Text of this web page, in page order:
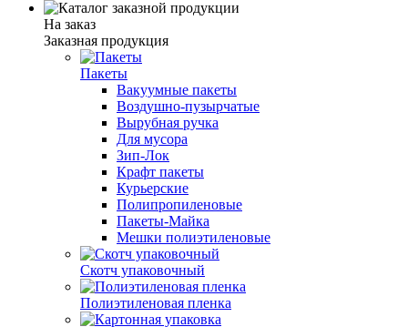
На заказ
Заказная продукция
Пакеты
Вакуумные пакеты
Воздушно-пузырчатые
Вырубная ручка
Для мусора
Зип-Лок
Крафт пакеты
Курьерские
Полипропиленовые
Пакеты-Майка
Мешки полиэтиленовые
Скотч упаковочный
Полиэтиленовая пленка